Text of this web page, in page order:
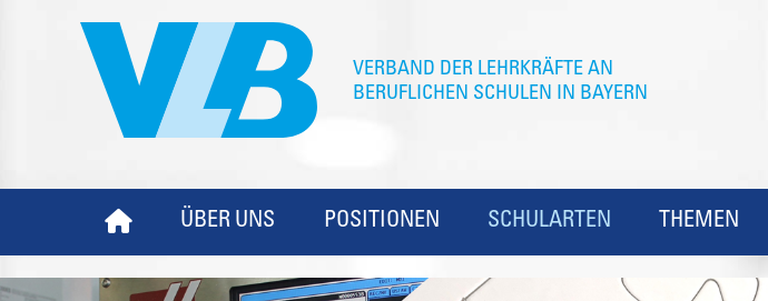
ÜBER UNS POSITIONEN SCHULARTEN THEMEN